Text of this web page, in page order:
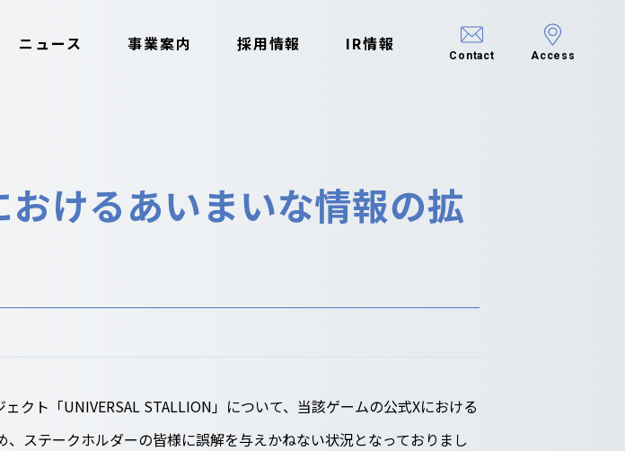
ニュース 事業案内 採用情報 IR情報
Contact Access
けるあいまいな情報の拡
クト「UNIVERSAL STALLION」について、当該ゲームの公式Xにおける
ステークホルダーの皆様に誤解を与えかねない状況となっておりまし